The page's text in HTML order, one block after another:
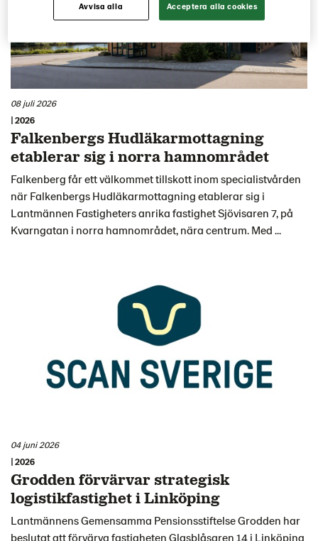
08 juli 2026
| 2026
Falkenbergs Hudläkarmottagning
etablerar sig i norra hamnområdet
Falkenberg får ett välkommet tillskott inom specialistvården
när Falkenbergs Hudläkarmottagning etablerar sig i
Lantmännen Fastigheters anrika fastighet Sjövisaren 7, på
Kvarngatan i norra hamnområdet, nära centrum. Med ...
04 juni 2026
| 2026
Grodden förvärvar strategisk
logistikfastighet i Linköping
Lantmännens Gemensamma Pensionsstiftelse Grodden har
beslutat att förvärva fastigheten Glasblåsaren 14 i Linköping
Avvisa alla Acceptera alla cookies